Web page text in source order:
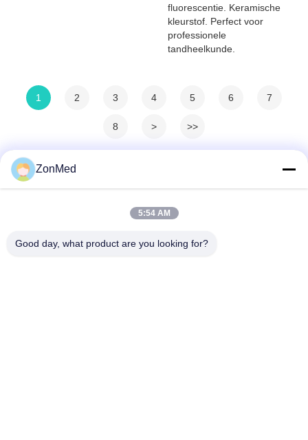
fluorescentie. Keramische
kleurstof. Perfect voor
professionele
tandheelkunde.
1 2 3 4 5 6 7
8 > >>
ZonMed
5:54 AM
Good day, what product are you looking for?